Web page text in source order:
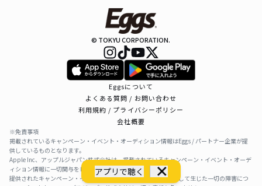
アプリで聴く
© TOKYU CORPORATION.
Eggsについて
よくある質問 / お問い合わせ
利用規約 / プライバシーポリシー
会社概要
※免責事項
掲載されているキャンペーン・イベント・オーディション情報はEggs / パートナー企業が提
供しているものとなります。
Apple Inc、アップルジャパン株式会社は、掲載されているキャンペーン・イベント・オーデ
ィション情報に一切関与をしておりません。
提供されたキャンペーン・イベント・オーディション情報を利用して生じた一切の障害につ